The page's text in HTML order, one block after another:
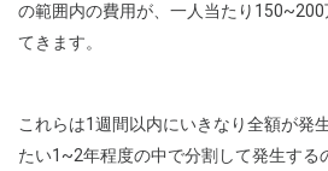
の範囲内の費用が、一人当たり
てきます。
これらは1週間以内にいきなり全額が発
たい1~2年程度の中で分割して発生する